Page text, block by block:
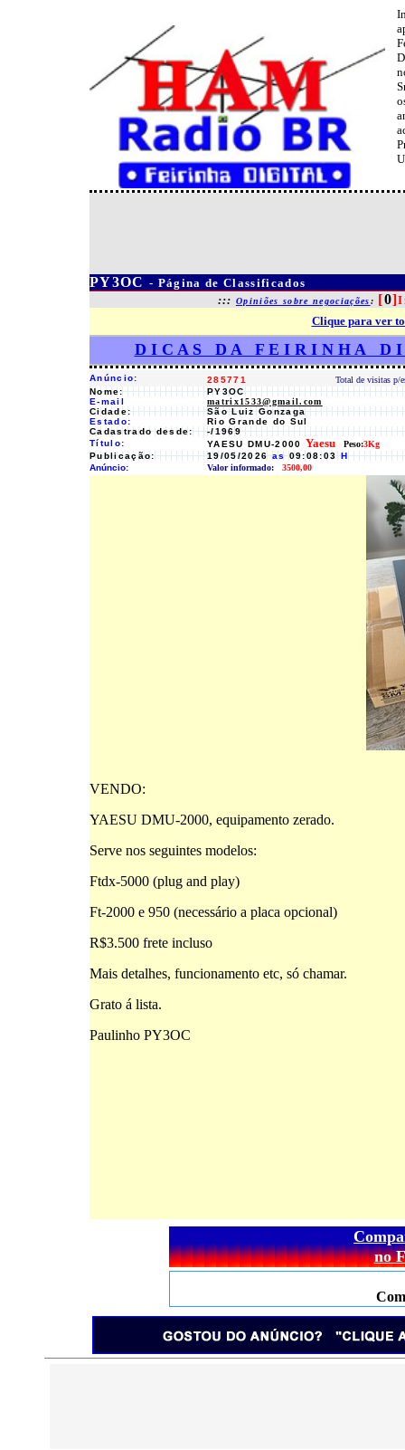
PY3OC - Página de Classificados
::: Opiniões sobre negociações: [0]
Clique para ver
D I C A S D A F E I R I N H A D
Anúncio: 285771
Total de visitas p/
Nome:
PY3OC
E-mail
matrix1533@gmail.com
Cidade:
São Luiz Gonzaga
Estado:
Rio Grande do Sul
Cadastrado desde:
-/1969
Título:
YAESU DMU-2000 Yaesu Peso:3Kg
Publicação:
19/05/2026as09:08:03H
Anúncio:
Valor informado: 3500,00
VENDO:
YAESU DMU-2000, equipamento zerado.
Serve nos seguintes modelos:
Ftdx-5000 (plug and play)
Ft-2000 e 950 (necessário a placa opcional)
R$3.500 frete incluso
Mais detalhes, funcionamento etc, só chamar.
Grato á lista.
Paulinho PY3OC
no